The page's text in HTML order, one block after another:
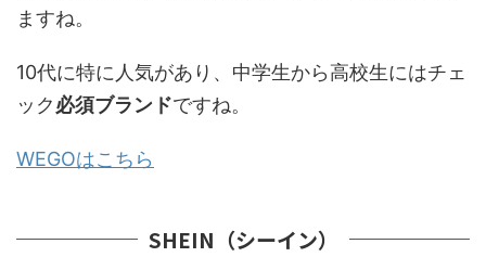
ますね。
10代に特に人気があり、中学生から高校生にはチェ
ック必須ブランドですね。
WEGOはこちら
SHEIN（シーイン）